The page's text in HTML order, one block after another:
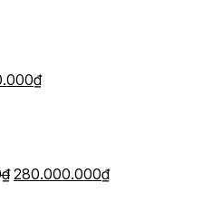
₫250.000.000₫.
₫ 280.000.000₫280.000.000₫.